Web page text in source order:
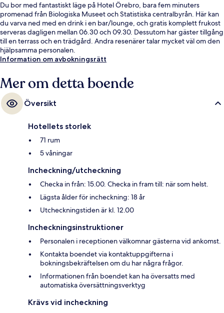
Du bor med fantastiskt läge på Hotel Örebro, bara fem minuters
promenad från Biologiska Museet och Statistiska centralbyrån. Här kan
du varva ned med en drink i en bar/lounge, och gratis komplett frukost
serveras dagligen mellan 06.30 och 09.30. Dessutom har gäster tillgång
till en terrass och en trädgård. Andra resenärer talar mycket väl om den
hjälpsamma personalen.
Information om avbokningsrätt
Mer om detta boende
Översikt
Hotellets storlek
71 rum
5 våningar
Incheckning/utcheckning
Checka in från: 15.00. Checka in fram till: när som helst.
Lägsta ålder för incheckning: 18 år
Utcheckningstiden är kl. 12.00
Incheckningsinstruktioner
Personalen i receptionen välkomnar gästerna vid ankomst.
Kontakta boendet via kontaktuppgifterna i
bokningsbekräftelsen om du har några frågor.
Informationen från boendet kan ha översatts med
automatiska översättningsverktyg
Krävs vid incheckning